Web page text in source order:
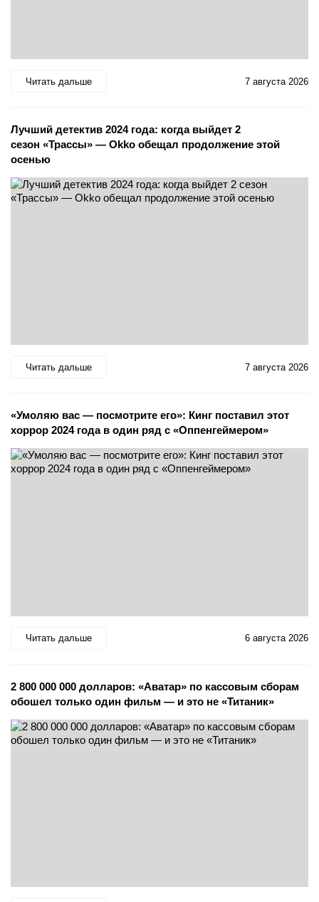
Читать дальше 7 августа 2026
Лучший детектив 2024 года: когда выйдет 2
сезон «Трассы» — Okko обещал продолжение этой
осенью
Читать дальше 7 августа 2026
«Умоляю вас — посмотрите его»: Кинг поставил этот
хоррор 2024 года в один ряд с «Оппенгеймером»
Читать дальше 6 августа 2026
2 800 000 000 долларов: «Аватар» по кассовым сборам
обошел только один фильм — и это не «Титаник»